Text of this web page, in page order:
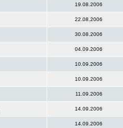
19.08.2006
22.08.2006
30.08.2006
04.09.2006
10.09.2006
10.09.2006
11.09.2006
14.09.2006
14.09.2006